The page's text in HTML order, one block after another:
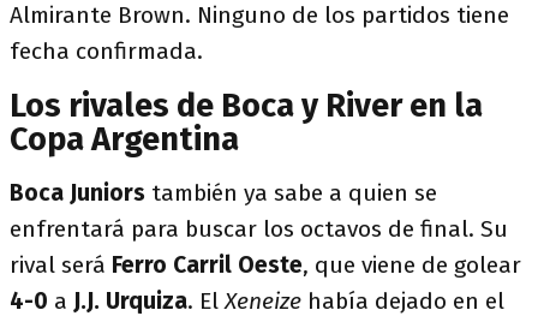
Almirante Brown. Ninguno de los partidos tiene
fecha confirmada.
Los rivales de Boca y River en la
Copa Argentina
Boca Juniors también ya sabe a quien se
enfrentará para buscar los octavos de final. Su
rival será Ferro Carril Oeste, que viene de golear
4-0 a J.J. Urquiza. ElXeneize había dejado en el